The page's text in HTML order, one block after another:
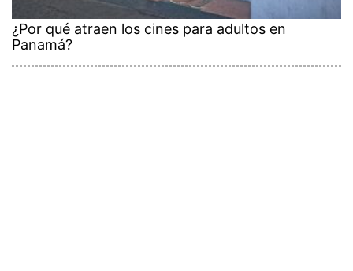
¿Por qué atraen los cines para adultos en
Panamá?